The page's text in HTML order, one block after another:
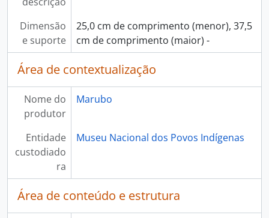
Dimensão
e suporte
25,0 cm de comprimento (menor), 37,5
cm de comprimento (maior) -
Área de contextualização
Nome do
produtor
Marubo
Entidade
custodiado
ra
Museu Nacional dos Povos Indígenas
Área de conteúdo e estrutura